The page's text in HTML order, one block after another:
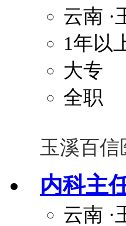
云南 ·
1年以
大专
全职
玉溪百
内科主
云南 ·